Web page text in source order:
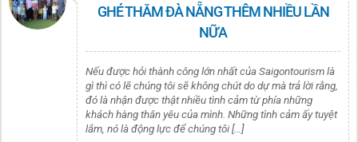
GHÉ THĂM ĐÀ NẴNG THÊM NHIỀU LẦN
NỮA
Nếu được hỏi thành công lớn nhất của Saigontourism là
gì thì có lẽ chúng tôi sẽ không chút do dự mà trả lời rằng,
đó là nhận được thật nhiều tình cảm từ phía những
khách hàng thân yêu của mình. Những tình cảm ấy tuyệt
lắm, nó là động lực để chúng tôi […]